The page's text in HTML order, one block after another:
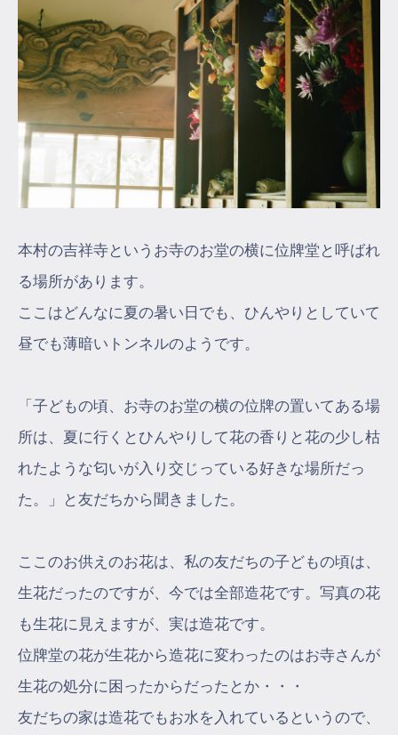
会員規約について
クラス参加にあたっての同意書
特定商取引にかかわる表示
プライバシーポリシー
本村の吉祥寺というお寺のお堂の横に位牌堂と呼ばれ
る場所があります。
ここはどんなに夏の暑い日でも、ひんやりとしていて
昼でも薄暗いトンネルのようです。
「子どもの頃、お寺のお堂の横の位牌の置いてある場
所は、夏に行くとひんやりして花の香りと花の少し枯
れたような匂いが入り交じっている好きな場所だっ
た。」と友だちから聞きました。
ここのお供えのお花は、私の友だちの子どもの頃は、
生花だったのですが、今では全部造花です。写真の花
も生花に見えますが、実は造花です。
位牌堂の花が生花から造花に変わったのはお寺さんが
生花の処分に困ったからだったとか・・・
友だちの家は造花でもお水を入れているというので、